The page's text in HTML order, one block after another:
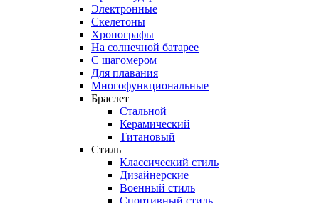
Электронные
Скелетоны
Хронографы
На солнечной батарее
С шагомером
Для плавания
Многофункциональные
Браслет
Стальной
Керамический
Титановый
Стиль
Классический стиль
Дизайнерские
Военный стиль
Спортивный стиль